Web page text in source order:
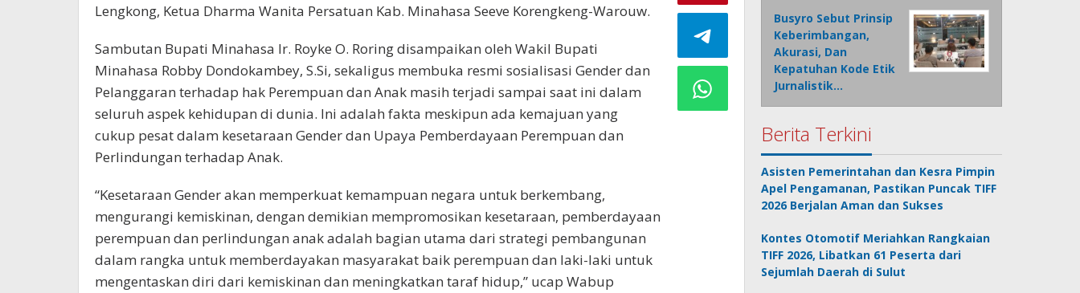
Lengkong, Ketua Dharma Wanita Persatuan Kab. Minahasa Seeve Korengkeng-Warouw.
Sambutan Bupati Minahasa Ir. Royke O. Roring disampaikan oleh Wakil Bupati
Minahasa Robby Dondokambey, S.Si, sekaligus membuka resmi sosialisasi Gender dan
Pelanggaran terhadap hak Perempuan dan Anak masih terjadi sampai saat ini dalam
seluruh aspek kehidupan di dunia. Ini adalah fakta meskipun ada kemajuan yang
cukup pesat dalam kesetaraan Gender dan Upaya Pemberdayaan Perempuan dan
Perlindungan terhadap Anak.
“Kesetaraan Gender akan memperkuat kemampuan negara untuk berkembang,
mengurangi kemiskinan, dengan demikian mempromosikan kesetaraan, pemberdayaan
perempuan dan perlindungan anak adalah bagian utama dari strategi pembangunan
dalam rangka untuk memberdayakan masyarakat baik perempuan dan laki-laki untuk
mengentaskan diri dari kemiskinan dan meningkatkan taraf hidup,” ucap Wabup
Busyro Sebut Prinsip
Keberimbangan,
Akurasi, Dan
Kepatuhan Kode Etik
Jurnalistik…
Berita Terkini
Asisten Pemerintahan dan Kesra Pimpin
Apel Pengamanan, Pastikan Puncak TIFF
2026 Berjalan Aman dan Sukses
Kontes Otomotif Meriahkan Rangkaian
TIFF 2026, Libatkan 61 Peserta dari
Sejumlah Daerah di Sulut